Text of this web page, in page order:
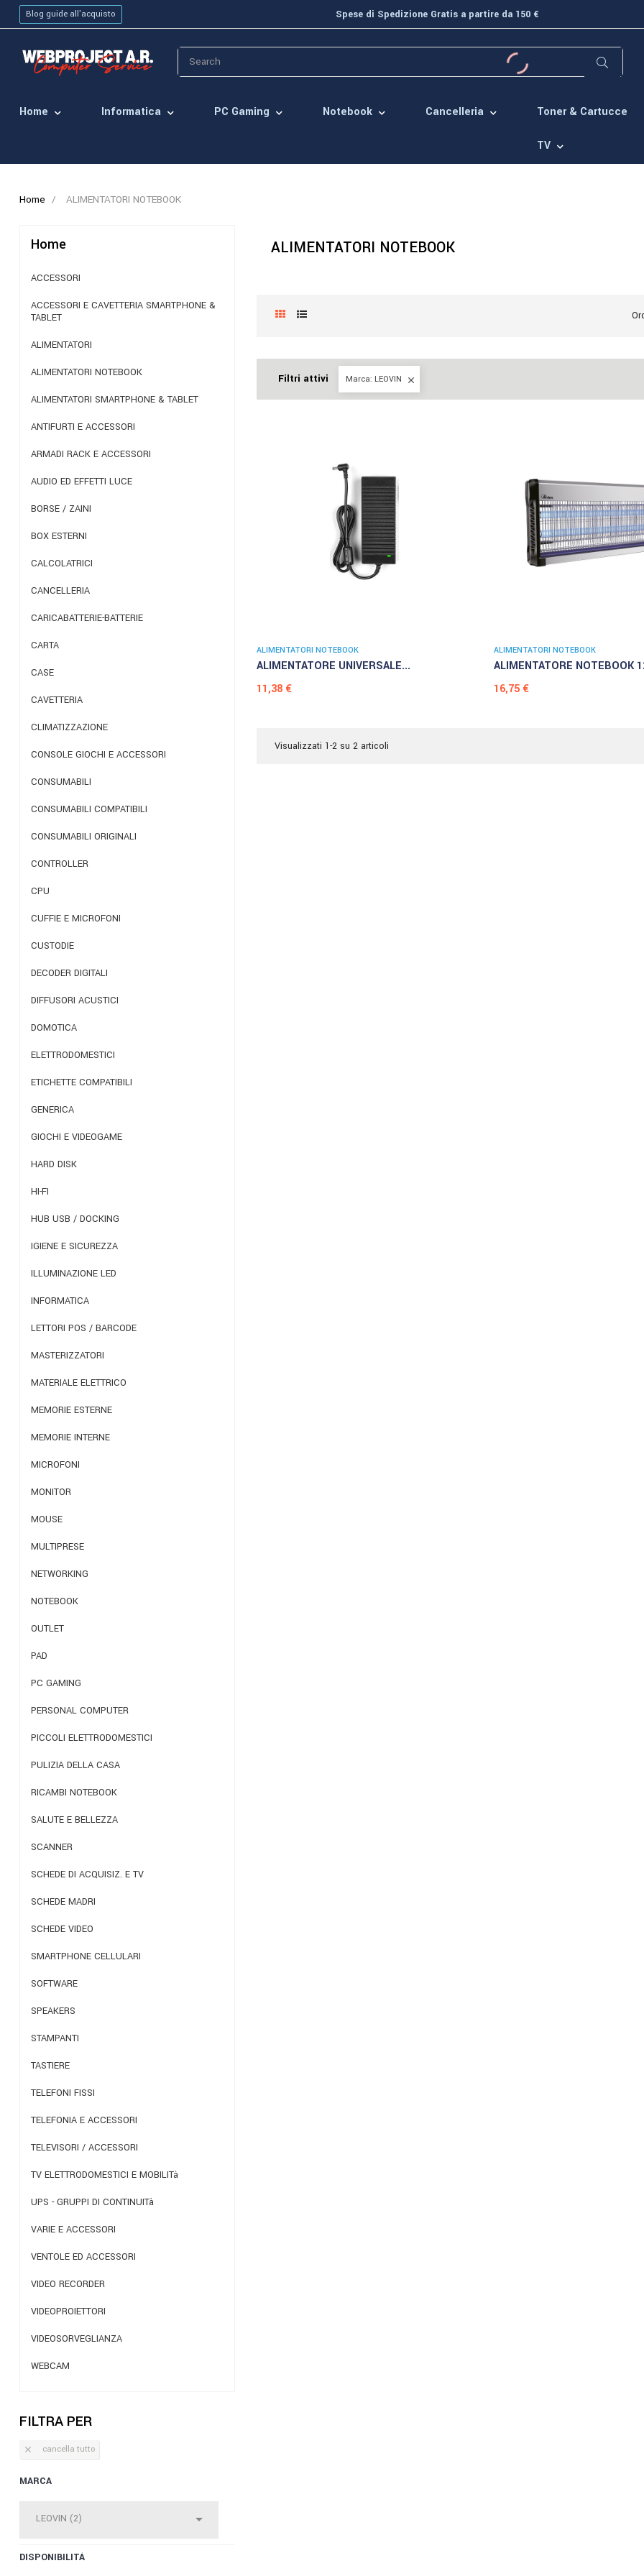
Blog guide all'acquisto Spese di Spedizione Gratis a partire da 150 €
Home Informatica PC Gaming Notebook Cancelleria Toner & Cartucce
TV
Home ALIMENTATORI NOTEBOOK
Home
ACCESSORI
ACCESSORI E CAVETTERIA SMARTPHONE &
TABLET
ALIMENTATORI
ALIMENTATORI NOTEBOOK
ALIMENTATORI SMARTPHONE & TABLET
ANTIFURTI E ACCESSORI
ARMADI RACK E ACCESSORI
AUDIO ED EFFETTI LUCE
BORSE / ZAINI
BOX ESTERNI
CALCOLATRICI
CANCELLERIA
CARICABATTERIE-BATTERIE
CARTA
CASE
CAVETTERIA
CLIMATIZZAZIONE
CONSOLE GIOCHI E ACCESSORI
CONSUMABILI
CONSUMABILI COMPATIBILI
CONSUMABILI ORIGINALI
CONTROLLER
CPU
CUFFIE E MICROFONI
CUSTODIE
DECODER DIGITALI
DIFFUSORI ACUSTICI
DOMOTICA
ELETTRODOMESTICI
ETICHETTE COMPATIBILI
GENERICA
GIOCHI E VIDEOGAME
HARD DISK
HI-FI
HUB USB / DOCKING
IGIENE E SICUREZZA
ILLUMINAZIONE LED
INFORMATICA
LETTORI POS / BARCODE
MASTERIZZATORI
MATERIALE ELETTRICO
MEMORIE ESTERNE
MEMORIE INTERNE
MICROFONI
MONITOR
MOUSE
MULTIPRESE
NETWORKING
NOTEBOOK
OUTLET
PAD
PC GAMING
PERSONAL COMPUTER
PICCOLI ELETTRODOMESTICI
PULIZIA DELLA CASA
RICAMBI NOTEBOOK
SALUTE E BELLEZZA
SCANNER
SCHEDE DI ACQUISIZ. E TV
SCHEDE MADRI
SCHEDE VIDEO
SMARTPHONE CELLULARI
SOFTWARE
SPEAKERS
STAMPANTI
TASTIERE
TELEFONI FISSI
TELEFONIA E ACCESSORI
TELEVISORI / ACCESSORI
TV ELETTRODOMESTICI E MOBILITà
UPS - GRUPPI DI CONTINUITà
VARIE E ACCESSORI
VENTOLE ED ACCESSORI
VIDEO RECORDER
VIDEOPROIETTORI
VIDEOSORVEGLIANZA
WEBCAM
FILTRA PER
 cancella tutto
MARCA
LEOVIN (2) 
DISPONIBILITÀ
ALIMENTATORI NOTEBOOK
Filtri attivi Marca: LEOVIN 
ALIMENTATORI NOTEBOOK
ALIMENTATORE UNIVERSALE...
Prezzo
11,38 €
ALIMENTATORI NOTEBOOK
ALIMENTATORE NOTEBOOK
Prezzo
16,75 €
Visualizzati 1-2 su 2 articoli